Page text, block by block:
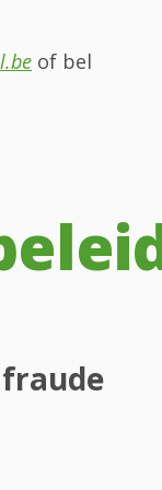
of bel